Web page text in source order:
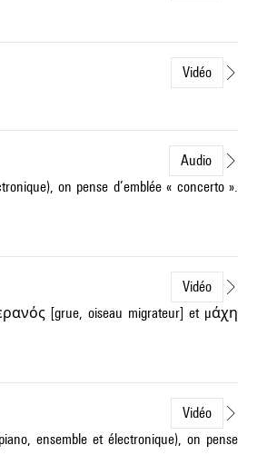
Vidéo
Audio
on pense d’emblée « concerto ».
Vidéo
[grue, oiseau migrateur] et μάχη
Vidéo
ensemble et électronique), on pense